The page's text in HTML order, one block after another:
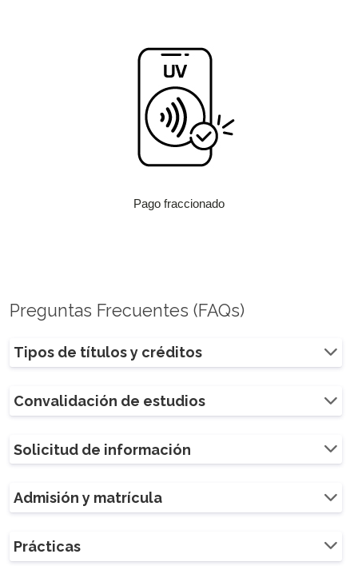
Pago fraccionado
Preguntas Frecuentes (FAQs)
Tipos de títulos y créditos
Convalidación de estudios
Solicitud de información
Admisión y matrícula
Prácticas